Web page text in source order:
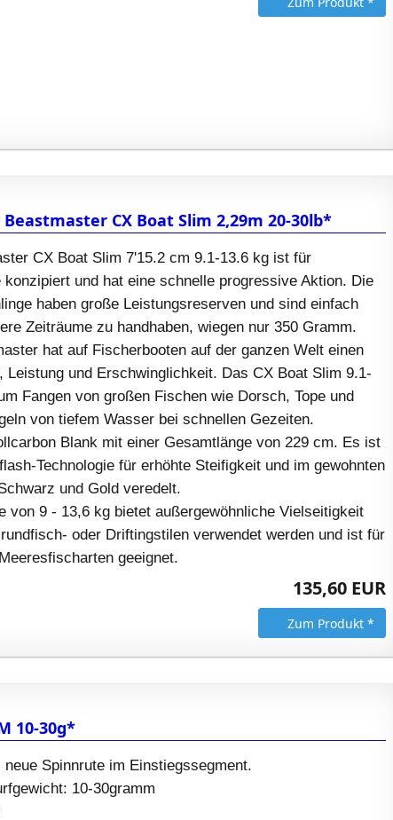
CX Boat Slim 2,29m 20-30lb*
CX Boat Slim 7'15.2 cm 9.1-13.6 kg ist für
konzipiert und hat eine schnelle progressive Aktion. Die
haben große Leistungsreserven und sind einfach
Zeiträume zu handhaben, wiegen nur 350 Gramm.
hat auf Fischerbooten auf der ganzen Welt einen
Leistung und Erschwinglichkeit. Das CX Boat Slim 9.1-
Fangen von großen Fischen wie Dorsch, Tope und
von tiefem Wasser bei schnellen Gezeiten.
Blank mit einer Gesamtlänge von 229 cm. Es ist
Technologie für erhöhte Steifigkeit und im gewohnten
und Gold veredelt.
von 9 - 13,6 kg bietet außergewöhnliche Vielseitigkeit
oder Driftingstilen verwendet werden und ist für
geeignet.
135,60 EUR
Zum Produkt *
10-30g*
Spinnrute im Einstiegssegment.
10-30gramm